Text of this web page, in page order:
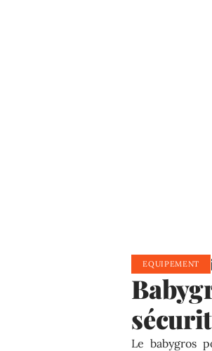
EQUIPEMENT
Le babygros